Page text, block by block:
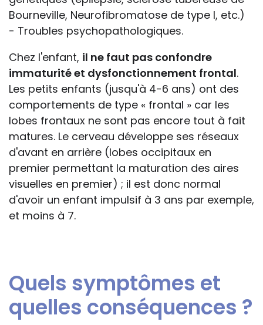
Bourneville, Neurofibromatose de type I, etc.)
- Troubles psychopathologiques.
Chez l'enfant, il ne faut pas confondre
immaturité et dysfonctionnement frontal.
Les petits enfants (jusqu'à 4-6 ans) ont des
comportements de type « frontal » car les
lobes frontaux ne sont pas encore tout à fait
matures. Le cerveau développe ses réseaux
d'avant en arrière (lobes occipitaux en
premier permettant la maturation des aires
visuelles en premier) ; il est donc normal
d'avoir un enfant impulsif à 3 ans par exemple,
et moins à 7.
Quels symptômes et
quelles conséquences ?